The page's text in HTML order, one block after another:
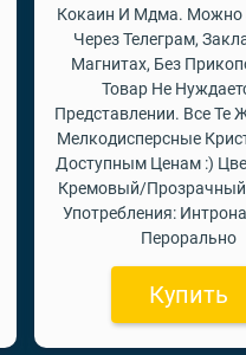
Кокаин И Мдма. Можно
Через Телеграм,
Магнитах, Без
Товар Не
Представлении. Все Те
Мелкодисперсные
Доступным Ценам :)
Кремовый/
Употребления:
Перорально
Купить